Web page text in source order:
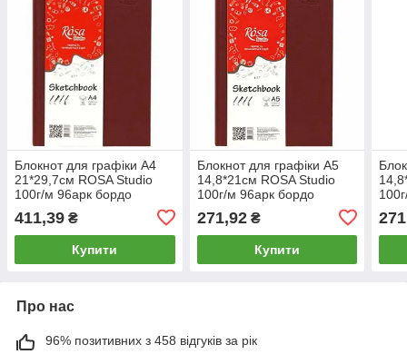
Блокнот для графіки А4
21*29,7см ROSA Studio
100г/м 96арк бордо
411,39 ₴
Купити
Блокнот для графіки А5
14,8*21см ROSA Studio
100г/м 96арк бордо
271,92₴
Купити
Про нас
96% позитивних з 458 відгуків за рік